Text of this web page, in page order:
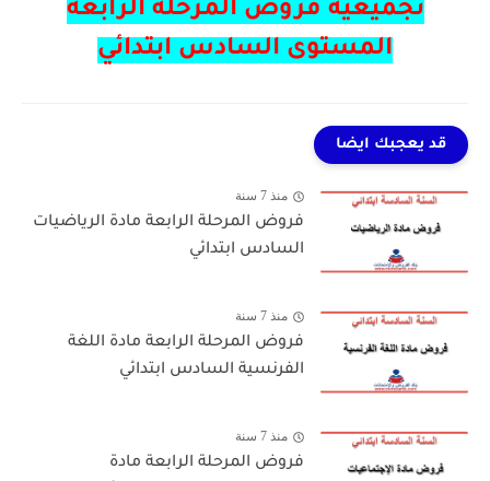
تجميعية فروض المرحلة الرابعة
المستوى السادس ابتدائي
قد يعجبك ايضا
منذ 7 سنة
فروض المرحلة الرابعة مادة الرياضيات
السادس ابتدائي
منذ 7 سنة
فروض المرحلة الرابعة مادة اللغة
الفرنسية السادس ابتدائي
منذ 7 سنة
فروض المرحلة الرابعة مادة